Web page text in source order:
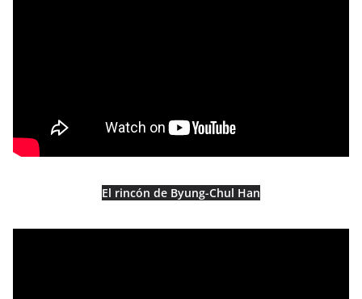
El rincón de Byung-Chul Han